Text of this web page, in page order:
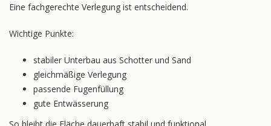
Eine fachgerechte Verlegung ist entscheidend.
Wichtige Punkte:
stabiler Unterbau aus Schotter und Sand
gleichmäßige Verlegung
passende Fugenfüllung
gute Entwässerung